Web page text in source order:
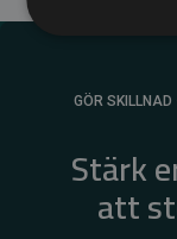
GÖR
Stärk
att